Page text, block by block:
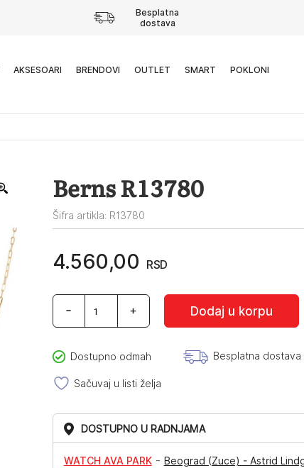
Besplatna
dostava
AKSESOARI BRENDOVI OUTLET SMART POKLONI
Berns R13780
Šifra artikla: R13780
4.560,00 RSD
Berns
R13780
količina
Dodaj u korpu
Dostupno odmah Besplatna dostava
Sačuvaj u listi želja
DOSTUPNO U RADNJAMA
WATCH AVA PARK- Beograd (Zuce) - Astrid